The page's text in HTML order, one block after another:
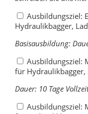
Ausbildungsziel:
Hydraulikbagger,
Basisausbildung:
Ausbildungsziel:
für Hydraulikbagger,
Dauer: 10 Tage
Ausbildungsziel: